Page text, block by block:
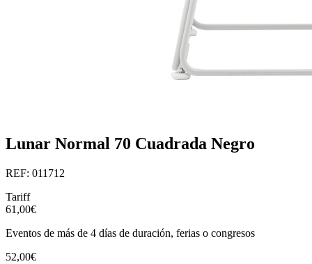
Lunar Normal 70 Cuadrada Negro
REF: 011712
Tariff
61,00€
Eventos de más de 4 días de duración, ferias o congresos
52,00€